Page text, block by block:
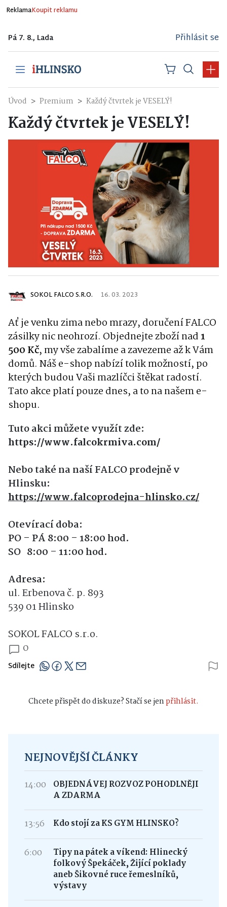
ReklamaKoupit reklamu
Pá 7. 8., Lada Přihlásit se
Úvod Premium Každý čtvrtek je VESELÝ!
Každý čtvrtek je VESELÝ!
SOKOL FALCO S.R.O. 16. 03. 2023
Ať je venku zima nebo mrazy, doručení FALCO
zásilky nic neohrozí. Objednejte zboží nad 1
500 Kč, my vše zabalíme a zavezeme až k Vám
domů. Náš e-shop nabízí tolik možností, po
kterých budou Vaši mazlíčci štěkat radostí.
Tato akce platí pouze dnes, a to na našem e-
shopu.
Tuto akci můžete využít zde:
https://www.falcokrmiva.com/
Nebo také na naší FALCO prodejně v
Hlinsku:
https://www.falcoprodejna-hlinsko.cz/
Otevírací doba:
PO – PÁ 8:00 – 18:00 hod.
SO 8:00 – 11:00 hod.
Adresa:
ul. Erbenova č. p. 893
539 01 Hlinsko
SOKOL FALCO s.r.o.
0
Sdílejte
Chcete přispět do diskuze? Stačí se jenpřihlásit.
NEJNOVĚJŠÍ ČLÁNKY
14:00
OBJEDNÁVEJ ROZVOZ POHODLNĚJI
A ZDARMA
13:56 Kdo stojí za KS GYM HLINSKO?
6:00
Tipy na pátek a víkend: Hlinecký
folkový Špekáček, Žijící poklady
aneb Šikovné ruce řemeslníků,
výstavy